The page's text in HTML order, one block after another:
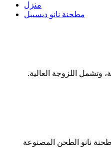
منزل
مطحنة نانو ديسيبل
اللزوجة العالية.
نانو لأكثر من 20 ياردة ، نرحب بكم بحرارة لشراء مطحنة نانو الطحن المصنوعة